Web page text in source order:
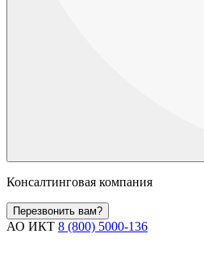
Консалтинговая компания
Перезвонить вам?
АО ИКТ 8 (800) 5000-136